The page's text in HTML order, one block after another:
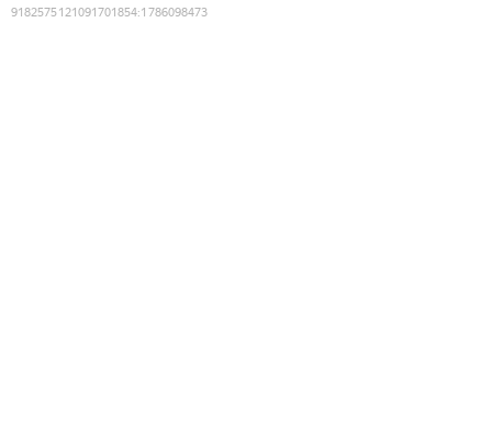
9182575121091701854:1786098473